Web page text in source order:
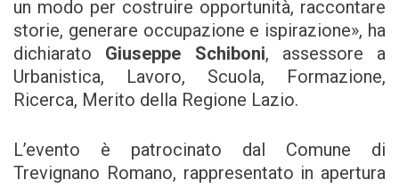
un modo per costruire opportunità, raccontare
storie, generare occupazione e ispirazione», ha
dichiarato Giuseppe Schiboni, assessore a
Urbanistica, Lavoro, Scuola, Formazione,
Ricerca, Merito della Regione Lazio.
L’evento è patrocinato dal Comune di
Trevignano Romano, rappresentato in apertura